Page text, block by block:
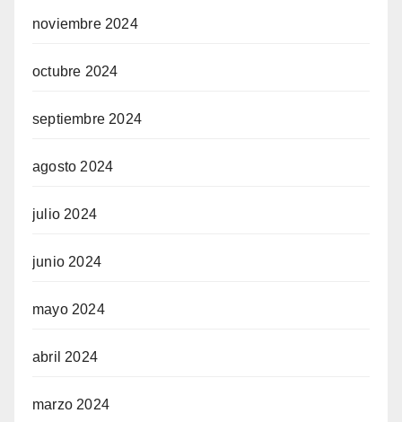
noviembre 2024
octubre 2024
septiembre 2024
agosto 2024
julio 2024
junio 2024
mayo 2024
abril 2024
marzo 2024